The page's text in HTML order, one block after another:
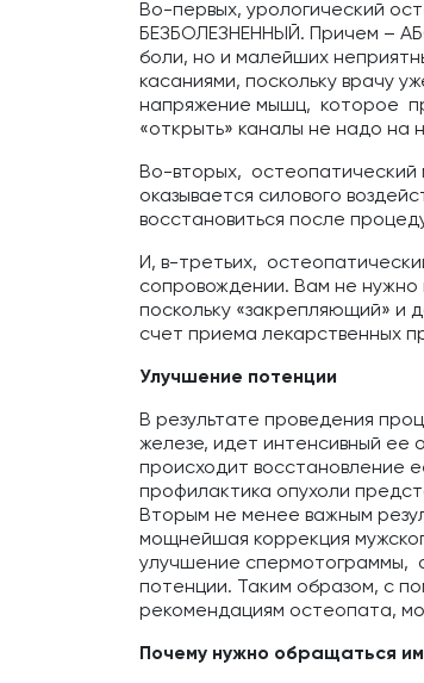
Во-первых, урологический
БЕЗБОЛЕЗНЕННЫЙ. Причем –
боли, но и малейших
касаниями, поскольку врачу
напряжение мышц, которое
«открыть» каналы не надо на
Во-вторых, остеопатический
оказывается силового
восстановиться после
И, в-третьих,
сопровождении. Вам не
поскольку «закрепляющий» и
счет приема лекарственных
Улучшение потенции
В результате проведения
железе, идет интенсивный ее
происходит восстановление
профилактика опухоли
Вторым не менее важным
мощнейшая коррекция
улучшение спермотограммы,
потенции. Таким образом, с
рекомендациям остеопата,
Почему нужно обращаться